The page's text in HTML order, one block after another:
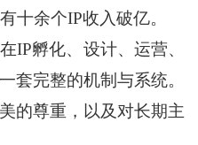
十余个IP收入破亿。
孵化、设计、运营、
套完整的机制与系统。
的尊重，以及对长期主